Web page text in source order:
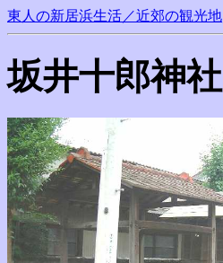
東人の新居浜生活／近郊の観光地
坂井十郎神社